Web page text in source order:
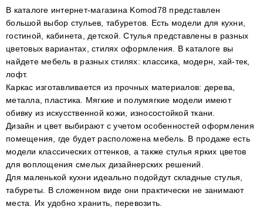
В каталоге интернет-магазина Komod78 представлен
большой выбор стульев, табуретов. Есть модели для кухни,
гостиной, кабинета, детской. Стулья представлены в разных
цветовых вариантах, стилях оформления. В каталоге вы
найдете мебель в разных стилях: классика, модерн, хай-тек,
лофт.
Каркас изготавливается из прочных материалов: дерева,
металла, пластика. Мягкие и полумягкие модели имеют
обивку из искусственной кожи, износостойкой ткани.
Дизайн и цвет выбирают с учетом особенностей оформления
помещения, где будет расположена мебель. В продаже есть
модели классических оттенков, а также стулья ярких цветов
для воплощения смелых дизайнерских решений.
Для маленькой кухни идеально подойдут складные стулья,
табуреты. В сложенном виде они практически не занимают
места. Их удобно хранить, перевозить.